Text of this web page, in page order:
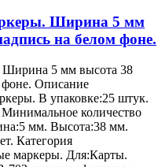
Ширина 5 мм
на белом фоне.
5 мм высота 38
Описание
В упаковке:25 штук.
количество
мм. Высота:38 мм.
Категория
маркеры. Для:Карты.